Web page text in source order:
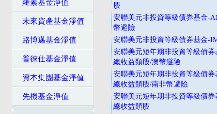
羅素基金淨值
未來資產基金淨值
路博邁基金淨值
普徠仕基金淨值
資本集團基金淨值
先機基金淨值
股
安聯美元非投資等級債券基金-
幣避險
安聯美元非投資等級債券基金-
安聯美元短年期非投資等級債
總收益類股/澳幣避險
安聯美元短年期非投資等級債
總收益類股/南非幣避險
安聯美元短年期非投資等級債
總收益類股